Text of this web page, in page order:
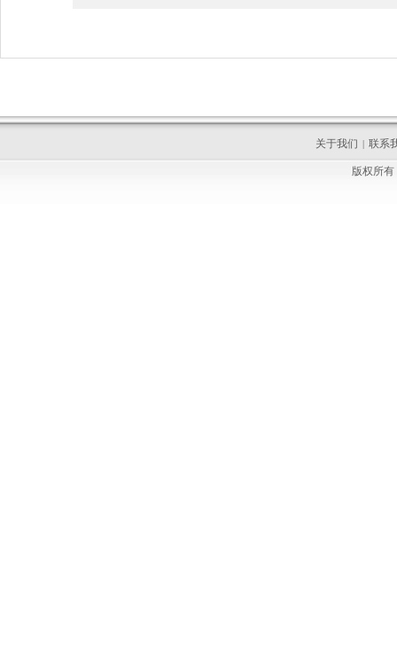
关于我们 | 联系
版权所